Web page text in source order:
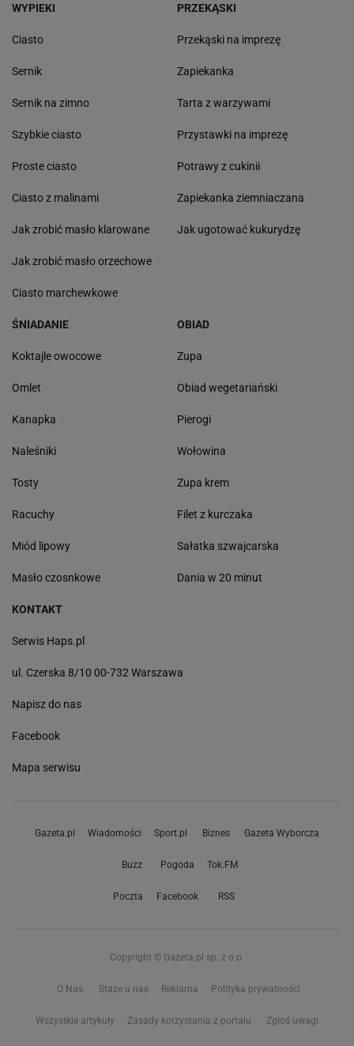
WYPIEKI
Ciasto
Sernik
Sernik na zimno
Szybkie ciasto
Proste ciasto
Ciasto z malinami
Jak zrobić masło klarowane
Jak zrobić masło orzechowe
Ciasto marchewkowe
PRZEKĄSKI
Przekąski na imprezę
Zapiekanka
Tarta z warzywami
Przystawki na imprezę
Potrawy z cukinii
Zapiekanka ziemniaczana
Jak ugotować kukurydzę
ŚNIADANIE
Koktajle owocowe
Omlet
Kanapka
Naleśniki
Tosty
Racuchy
Miód lipowy
Masło czosnkowe
OBIAD
Zupa
Obiad wegetariański
Pierogi
Wołowina
Zupa krem
Filet z kurczaka
Sałatka szwajcarska
Dania w 20 minut
KONTAKT
Serwis Haps.pl
ul. Czerska 8/10 00-732 Warszawa
Napisz do nas
Facebook
Mapa serwisu
Gazeta.pl Wiadomości Sport.pl Biznes Gazeta Wyborcza
Buzz Pogoda Tok.FM
Poczta Facebook RSS
Copyright © Gazeta.pl sp. z o.o.
O Nas Staże u nas Reklama Polityka prywatności
Wszystkie artykuły Zasady korzystania z portalu Zgłoś uwagi